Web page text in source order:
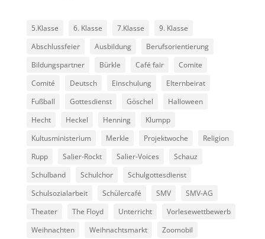
5.Klasse 6. Klasse 7.Klasse
9. Klasse
Abschlussfeier
Ausbildung
Berufsorientierung
Bildungspartner
Bürkle Café fair
Comite
Comité
Deutsch Einschulung
Elternbeirat
Fußball
Gottesdienst Göschel
Halloween
Hecht
Heckel Henning
Klumpp
Kultusministerium
Merkle Projektwoche
Religion
Rupp
Salier-Rockt Salier-Voices
Schauz
Schulband
Schulchor
Schulgottesdienst
Schulsozialarbeit
Schülercafé SMV
SMV-AG
Theater
The Floyd Unterricht
Vorlesewettbewerb
Weihnachten
Weihnachtsmarkt Zoomobil